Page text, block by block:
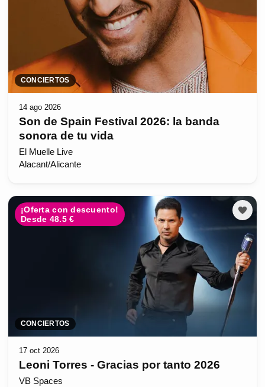
CONCIERTOS
14 ago 2026
Son de Spain Festival 2026: la banda
sonora de tu vida
El Muelle Live
Alacant/Alicante
¡Oferta con descuento!
Desde 48.5 €
CONCIERTOS
17 oct 2026
Leoni Torres - Gracias por tanto 2026
VB Spaces